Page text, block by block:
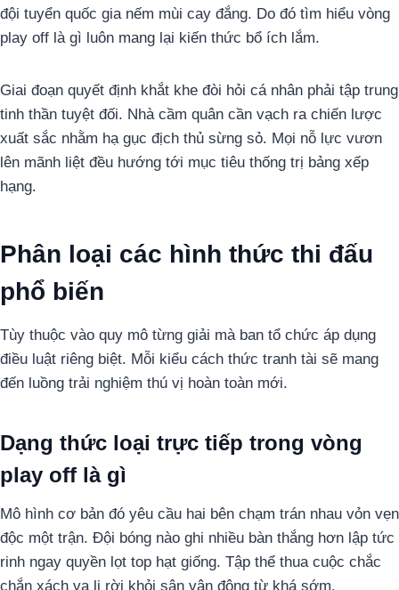
đội tuyển quốc gia nếm mùi cay đắng. Do đó tìm hiểu vòng
play off là gì luôn mang lại kiến thức bổ ích lắm.
Giai đoạn quyết định khắt khe đòi hỏi cá nhân phải tập trung
tinh thần tuyệt đối. Nhà cầm quân cần vạch ra chiến lược
xuất sắc nhằm hạ gục địch thủ sừng sỏ. Mọi nỗ lực vươn
lên mãnh liệt đều hướng tới mục tiêu thống trị bảng xếp
hạng.
Phân loại các hình thức thi đấu
phổ biến
Tùy thuộc vào quy mô từng giải mà ban tổ chức áp dụng
điều luật riêng biệt. Mỗi kiểu cách thức tranh tài sẽ mang
đến luồng trải nghiệm thú vị hoàn toàn mới.
Dạng thức loại trực tiếp trong vòng
play off là gì
Mô hình cơ bản đó yêu cầu hai bên chạm trán nhau vỏn vẹn
độc một trận. Đội bóng nào ghi nhiều bàn thắng hơn lập tức
rinh ngay quyền lọt top hạt giống. Tập thể thua cuộc chắc
chắn xách va li rời khỏi sân vận động từ khá sớm.